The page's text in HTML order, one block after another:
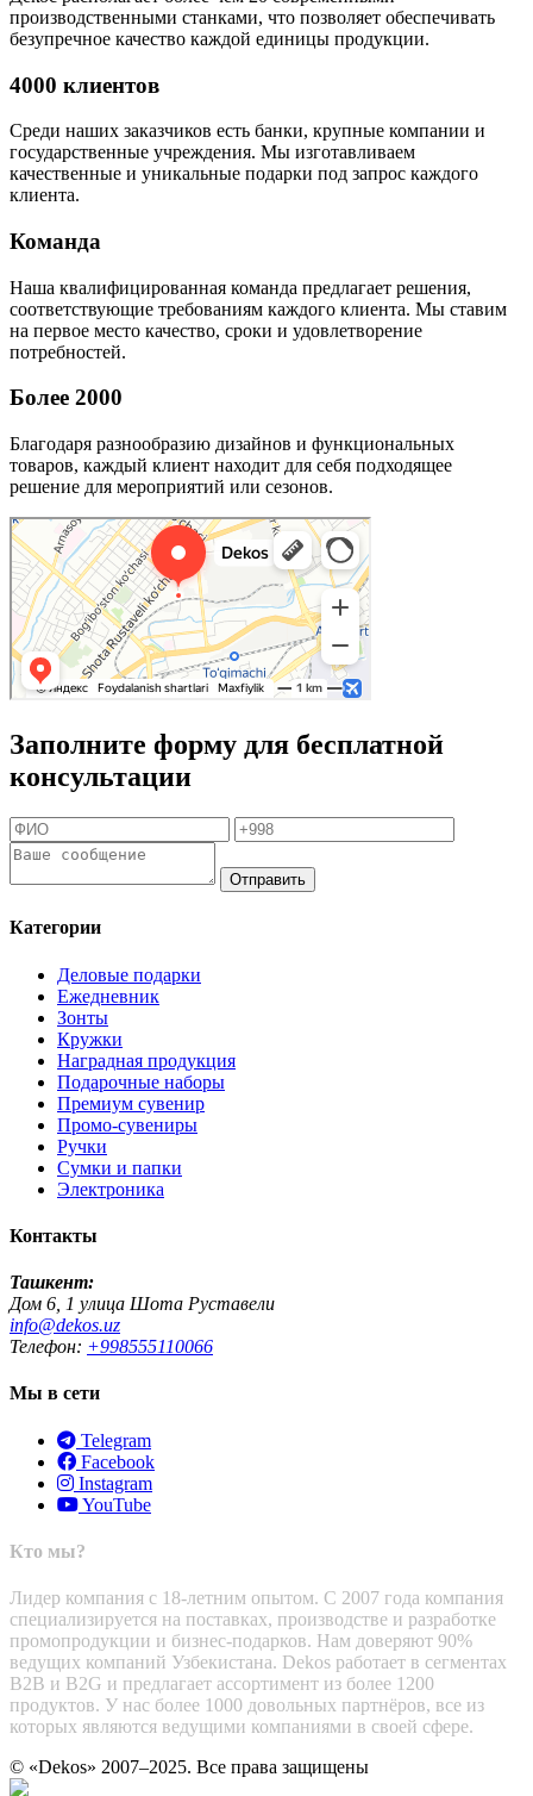
производственными станками, что позволяет обеспечивать
безупречное качество каждой единицы продукции.
4000 клиентов
Среди наших заказчиков есть банки, крупные компании и
государственные учреждения. Мы изготавливаем
качественные и уникальные подарки под запрос каждого
клиента.
Команда
Наша квалифицированная команда предлагает решения,
соответствующие требованиям каждого клиента. Мы ставим
на первое место качество, сроки и удовлетворение
потребностей.
Более 2000
Благодаря разнообразию дизайнов и функциональных
товаров, каждый клиент находит для себя подходящее
решение для мероприятий или сезонов.
Заполните форму для бесплатной
консультации
Отправить
Категории
Деловые подарки
Ежедневник
Зонты
Кружки
Наградная продукция
Подарочные наборы
Премиум сувенир
Промо-сувениры
Ручки
Сумки и папки
Электроника
Контакты
Ташкент:
Дом 6, 1 улица Шота Руставели
info@dekos.uz
Телефон: +998555110066
Мы в сети
Telegram
Facebook
Instagram
YouTube
Кто мы?
Лидер компания с 18-летним опытом. С 2007 года компания
специализируется на поставках, производстве и разработке
промопродукции и бизнес-подарков. Нам доверяют 90%
ведущих компаний Узбекистана. Dekos работает в сегментах
B2B и B2G и предлагает ассортимент из более 1200
продуктов. У нас более 1000 довольных партнёров, все из
которых являются ведущими компаниями в своей сфере.
© «Dekos» 2007–2025. Все права защищены